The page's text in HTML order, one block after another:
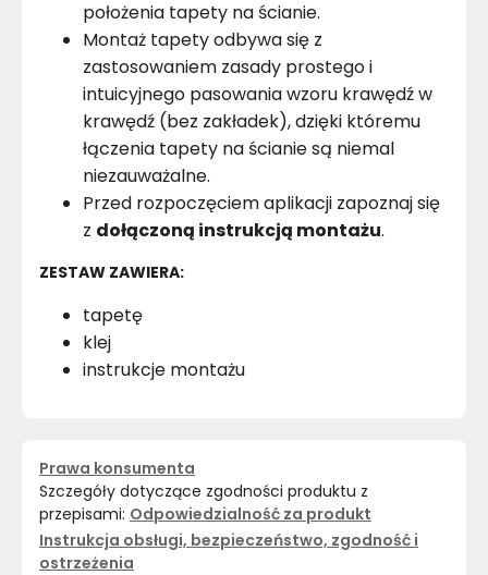
położenia tapety na ścianie.
Montaż tapety odbywa się z
zastosowaniem zasady prostego i
intuicyjnego pasowania wzoru krawędź w
krawędź (bez zakładek), dzięki któremu
łączenia tapety na ścianie są niemal
niezauważalne.
Przed rozpoczęciem aplikacji zapoznaj się
z dołączoną instrukcją montażu.
ZESTAW ZAWIERA:
tapetę
klej
instrukcje montażu
Prawa konsumenta
Szczegóły dotyczące zgodności produktu z
przepisami: Odpowiedzialność za produkt
Instrukcja obsługi, bezpieczeństwo, zgodność i
ostrzeżenia